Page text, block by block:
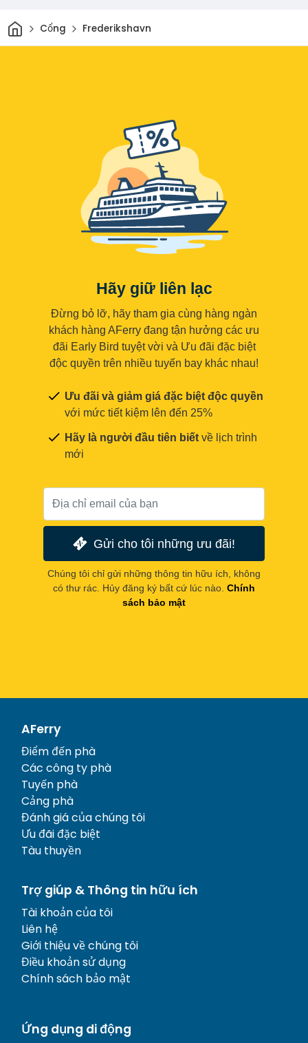
Trang chủ
Cổng Frederikshavn
Hãy giữ liên lạc
Đừng bỏ lỡ, hãy tham gia cùng hàng ngàn
khách hàng AFerry đang tận hưởng các ưu
đãi Early Bird tuyệt vời và Ưu đãi đặc biệt
độc quyền trên nhiều tuyến bay khác nhau!
Ưu đãi và giảm giá đặc biệt độc quyền
với mức tiết kiệm lên đến 25%
Hãy là người đầu tiên biết về lịch trình
mới
Gửi cho tôi những ưu đãi!
Chúng tôi chỉ gửi những thông tin hữu ích, không
có thư rác. Hủy đăng ký bất cứ lúc nào. Chính
sách bảo mật
AFerry
Điểm đến phà
Các công ty phà
Tuyến phà
Cảng phà
Đánh giá của chúng tôi
Ưu đãi đặc biệt
Tàu thuyền
Trợ giúp & Thông tin hữu ích
Tài khoản của tôi
Liên hệ
Giới thiệu về chúng tôi
Điều khoản sử dụng
Chính sách bảo mật
Ứng dụng di động